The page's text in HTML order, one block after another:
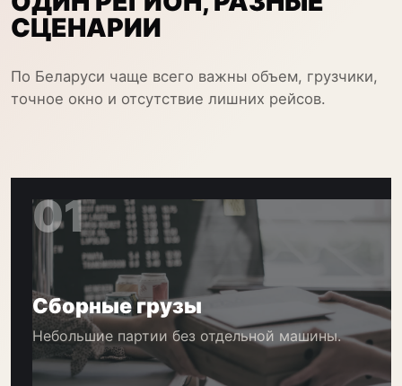
СЦЕНАРИИ
По Беларуси чаще всего важны объем, грузчики,
точное окно и отсутствие лишних рейсов.
01
Сборные грузы
Небольшие партии без отдельной машины.